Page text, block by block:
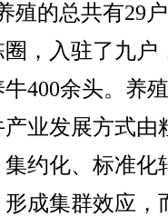
的总共有29
，入驻了九户
400余头。养
业发展方式由
约化、标准化
成集群效应，